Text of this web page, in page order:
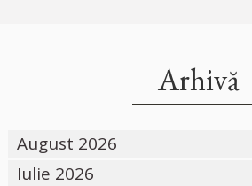
Arhivă
August 2026
Iulie 2026